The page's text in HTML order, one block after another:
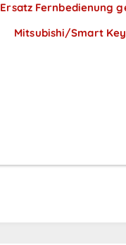
Ersatz Fernbedienung
Mitsubishi/Smart Key